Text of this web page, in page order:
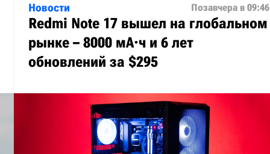
Новости Позавчера в 09:46
Redmi Note 17 вышел на глобальном
рынке – 8000 мА·ч и 6 лет
обновлений за $295